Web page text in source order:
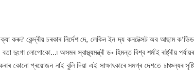
কৰু? কেন্দ্ৰীয় চৰকাৰ নিৰ্দেশ দে, লেকিন ইন দ্য কনটেক্সট অব আছাম ক’ভিড
লোগোকো...৷ অসমৰ স্বাস্থ্যমন্ত্ৰী ড॰ হিমন্ত বিশ্ব শৰ্মাই ৰাষ্ট্ৰীয় পৰ্যায়ৰ
কোনো প্ৰয়োজন নাই বুলি দিয়া এই সাক্ষাৎকাৰে সমগ্ৰ দেশতে চাঞ্চল্যৰ সৃষ্টি